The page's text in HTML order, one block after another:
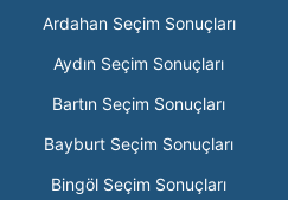
Ardahan Seçim Sonuçları
Aydın Seçim Sonuçları
Bartın Seçim Sonuçları
Bayburt Seçim Sonuçları
Bingöl Seçim Sonuçları